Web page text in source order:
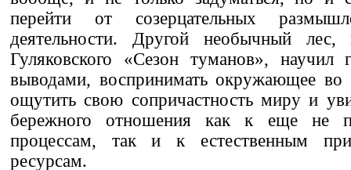
перейти от созерцательных
деятельности. Другой необычный лес,
Гуляковского «Сезон туманов»,
выводами, воспринимать окружающее во
ощутить свою сопричастность миру и
бережного отношения как к еще не
процессам, так и к естественным
ресурсам.